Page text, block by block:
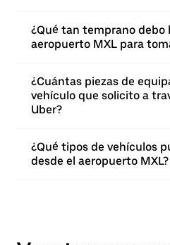
¿Qué tan temprano debo
aeropuerto MXL para
¿Cuántas piezas de
vehículo que solicito a
Uber?
¿Qué tipos de vehículos
desde el aeropuerto MXL?